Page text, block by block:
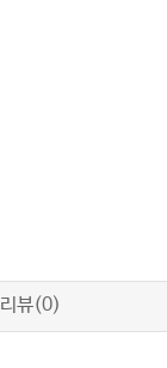
리뷰(0)